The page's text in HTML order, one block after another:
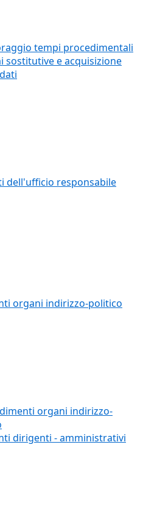
tempi procedimentali
sostitutive e acquisizione
dell'ufficio responsabile
organi indirizzo-politico
organi indirizzo-
dirigenti - amministrativi